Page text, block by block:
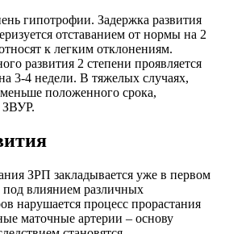
гипотрофии. Задержка развития
отставанием от нормы на 2
к легким отклонениям.
развития 2 степени проявляется
3-4 недели. В тяжелых случаях,
положенного срока,
ЗВУР.
ЗРП закладывается уже в первом
влиянием различных
нарушается процесс прорастания
маточные артерии – основу